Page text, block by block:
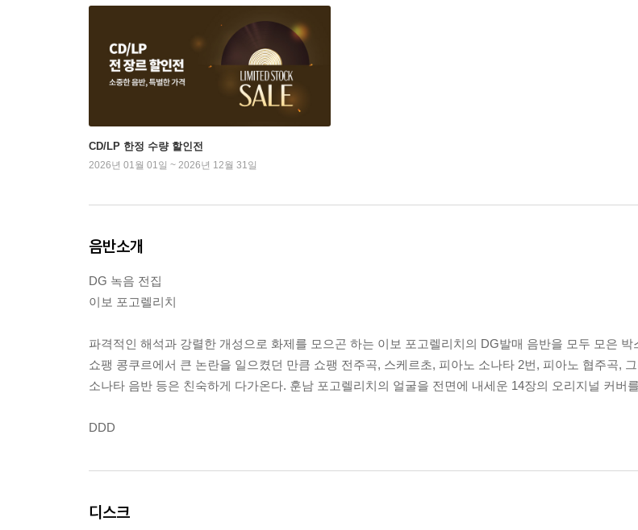
CD/LP 한정 수량 할인전
2026년 01월 01일 ~ 2026년 12월 31일
음반소개
DG 녹음 전집
이보 포고렐리치
파격적인 해석과 강렬한 개성으로 화제를 모으곤 하는 이보 포고렐리치의 DG발매 음반을 모두 모은 박
쇼팽 콩쿠르에서 큰 논란을 일으켰던 만큼 쇼팽 전주곡, 스케르초, 피아노 소나타 2번, 피아노 협주곡,
소나타 음반 등은 친숙하게 다가온다. 훈남 포고렐리치의 얼굴을 전면에 내세운 14장의 오리지널 커버
DDD
디스크